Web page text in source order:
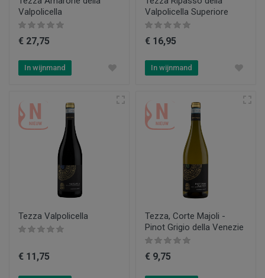
Valpolicella
€ 27,75
In wijnmand
Valpolicella Superiore
€ 16,95
In wijnmand
Tezza Valpolicella
€ 11,75
Tezza, Corte Majoli -
Pinot Grigio della Venezie
€ 9,75